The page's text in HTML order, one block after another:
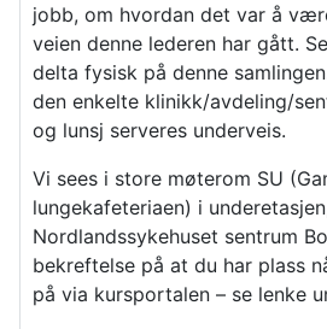
jobb, om hvordan det var å
veien denne lederen har gått.
delta fysisk på denne
den enkelte klinikk/avdeling/
og lunsj serveres underveis.
Vi sees i store møterom SU
lungekafeteriaen) i
Nordlandssykehuset sentrum
bekreftelse på at du har plass
på via kursportalen – se lenke